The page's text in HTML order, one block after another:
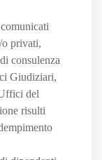
o privati,
consulenza
Giudiziari,
del
risulti